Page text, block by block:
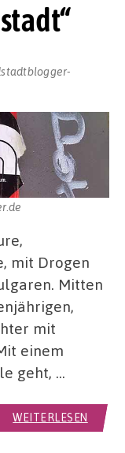
mit Drogen
Mitten
mit
einem
geht, …
WEITERLESEN